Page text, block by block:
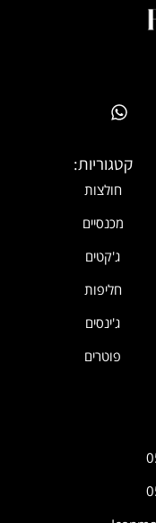
קטגוריות:
חולצות
מכנסיים
ג'קטים
חליפות
ג'ינסים
פוטרים